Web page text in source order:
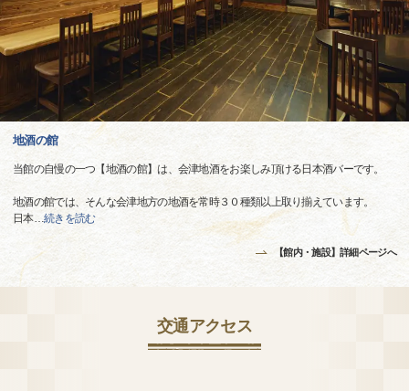
地酒の館
当館の自慢の一つ【地酒の館】は、会津地酒をお楽しみ頂ける日本酒バーです。
地酒の館では、そんな会津地方の地酒を常時３０種類以上取り揃えています。
日本…続きを読む
【館内・施設】詳細ページへ
交通アクセス